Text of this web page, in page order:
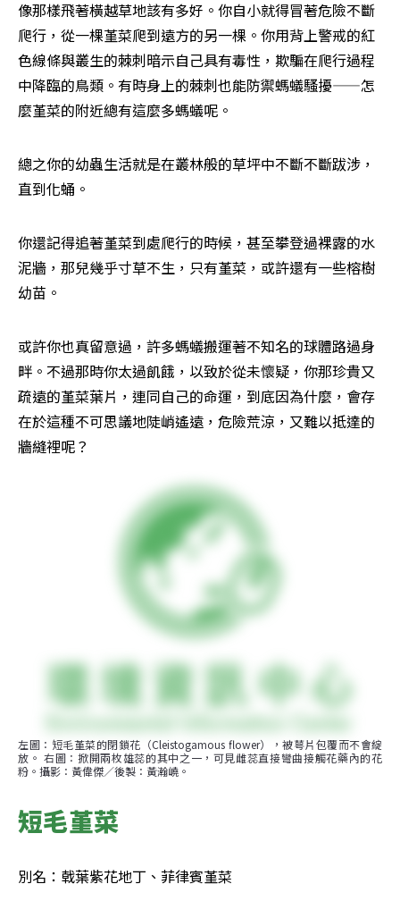
像那樣飛著橫越草地該有多好。你自小就得冒著危險不斷
爬行，從一棵堇菜爬到遠方的另一棵。你用背上警戒的紅
色線條與叢生的棘刺暗示自己具有毒性，欺騙在爬行過程
中降臨的鳥類。有時身上的棘刺也能防禦螞蟻騷擾——怎
麼堇菜的附近總有這麼多螞蟻呢。
總之你的幼蟲生活就是在叢林般的草坪中不斷不斷跋涉，
直到化蛹。
你還記得追著堇菜到處爬行的時候，甚至攀登過裸露的水
泥牆，那兒幾乎寸草不生，只有堇菜，或許還有一些榕樹
幼苗。
或許你也真留意過，許多螞蟻搬運著不知名的球體路過身
畔。不過那時你太過飢餓，以致於從未懷疑，你那珍貴又
疏遠的堇菜葉片，連同自己的命運，到底因為什麼，會存
在於這種不可思議地陡峭遙遠，危險荒涼，又難以抵達的
牆縫裡呢？
左圖：短毛堇菜的閉鎖花（Cleistogamous flower），被萼片包覆而不會綻
放。 右圖：掀開兩枚雄蕊的其中之一，可見雌蕊直接彎曲接觸花藥內的花
粉。攝影：黃偉傑／後製：黃瀚嶢。
短毛堇菜
別名：戟葉紫花地丁、菲律賓堇菜